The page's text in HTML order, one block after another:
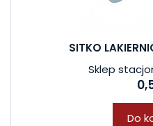
SITKO
Sklep
Do